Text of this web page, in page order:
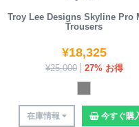
Troy Lee Designs Skyline Pro
Trousers
¥18,325
¥25,000 27% お得
在庫情報 今すぐ購